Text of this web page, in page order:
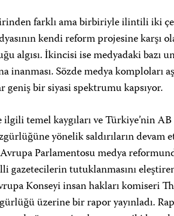
farklı ama birbiriyle ilintili iki
kendi reform projesine karşı
algısı. İkincisi ise medyadaki bazı
inanması. Sözde medya komploları
geniş bir siyasi spektrumu kapsıyor.
temel kaygıları ve Türkiye’nin
yönelik saldırıların devam
Parlamentosu medya
gazetecilerin tutuklanmasını
Konseyi insan hakları komiseri
üzerine bir rapor yayınladı.